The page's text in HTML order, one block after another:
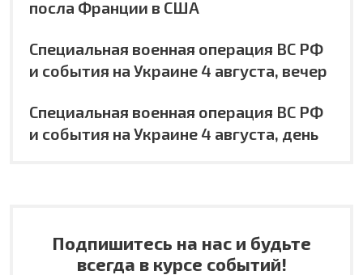
посла Франции в США
Специальная военная операция ВС РФ
и события на Украине 4 августа, вечер
Специальная военная операция ВС РФ
и события на Украине 4 августа, день
Подпишитесь на нас и будьте
всегда в курсе событий!